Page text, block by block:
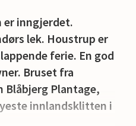
er inngjerdet.
lek. Houstrup er
ferie. En god
Bruset fra
Blåbjerg Plantage,
innlandsklitten i